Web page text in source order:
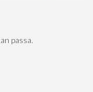
passa.